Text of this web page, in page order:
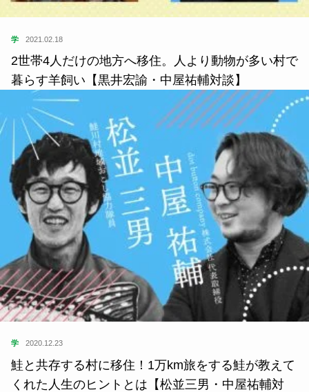
学 2021.02.18
2世帯4人だけの地方へ移住。人より動物が多い村で
暮らす羊飼い【黒井宏諭・中屋祐輔対談】
学 2020.12.23
鮭と共存する村に移住！1万km旅をする鮭が教えて
くれた人生のヒントとは【松並三男・中屋祐輔対